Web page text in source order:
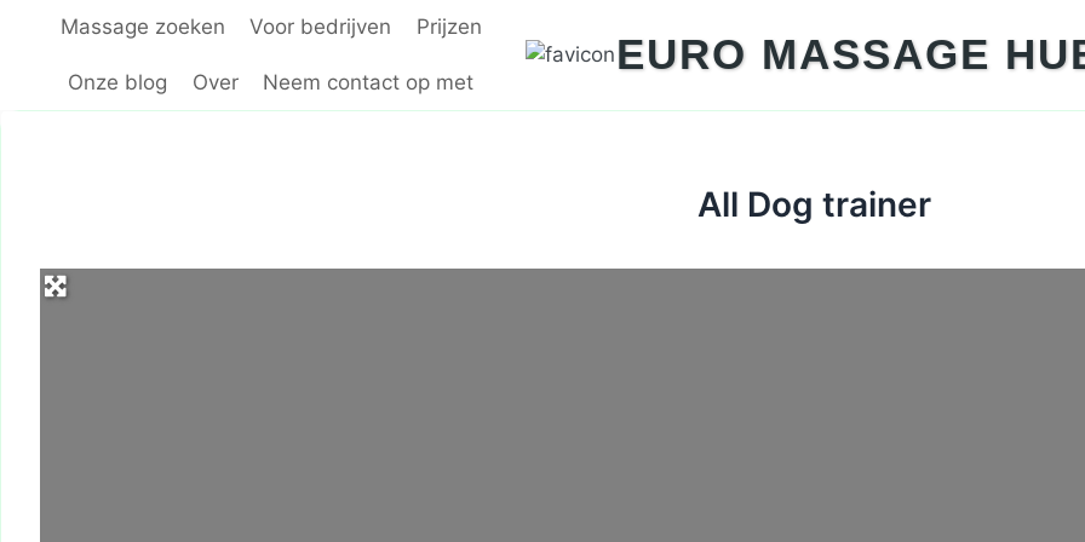
Doorgaan
Massage zoeken Voor bedrijven Prijzen
Onze blog Over Neem contact op met
EURO MASSAGE
All Dog trainer